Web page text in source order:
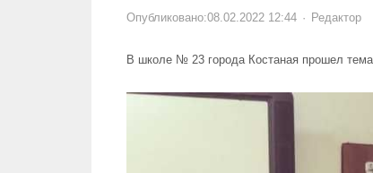
Опубликовано:08.02.2022 12:44 Author
Редактор
В школе № 23 города Костаная прошел